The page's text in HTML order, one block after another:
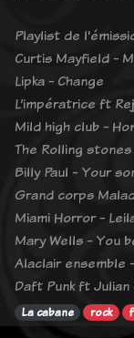
Playlist de
Curtis Mayfield -
Lipka - Change
L’impératrice ft
Mild high club -
The Rolling
Billy Paul - Your
Grand corps
Miami Horror -
Mary Wells - You
Alaclair ensemble
Daft Punk ft
La cabane rock